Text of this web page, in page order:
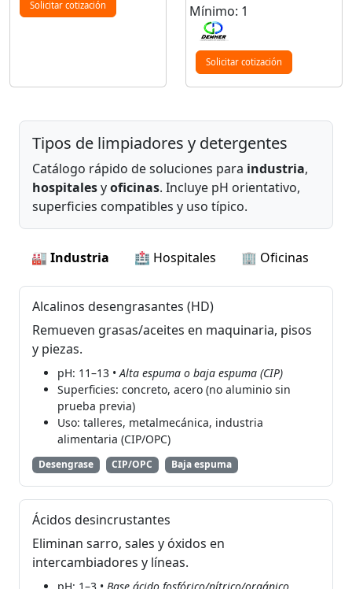
Solicitar cotización Mínimo: 1
Solicitar cotización
Tipos de limpiadores y detergentes
Catálogo rápido de soluciones para industria,
hospitalesyoficinas. Incluye pH orientativo,
superficies compatibles y uso típico.
🏭 Industria 🏥 Hospitales 🏢 Oficinas
Alcalinos desengrasantes (HD)
Remueven grasas/aceites en maquinaria, pisos
y piezas.
pH: 11–13 •Alta espuma o baja espuma (CIP)
Superficies: concreto, acero (no aluminio sin
prueba previa)
Uso: talleres, metalmecánica, industria
alimentaria (CIP/OPC)
Desengrase CIP/OPC Baja espuma
Ácidos desincrustantes
Eliminan sarro, sales y óxidos en
intercambiadores y líneas.
pH: 1–3 • Base ácido fosfórico/nítrico/orgánico